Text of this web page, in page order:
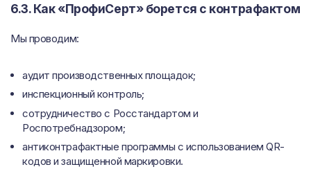
6.3. Как «ПрофиСерт» борется с контрафактом
Мы проводим:
аудит производственных площадок;
инспекционный контроль;
сотрудничество с Росстандартом и
Роспотребнадзором;
антиконтрафактные программы с использованием QR-
кодов и защищенной маркировки.